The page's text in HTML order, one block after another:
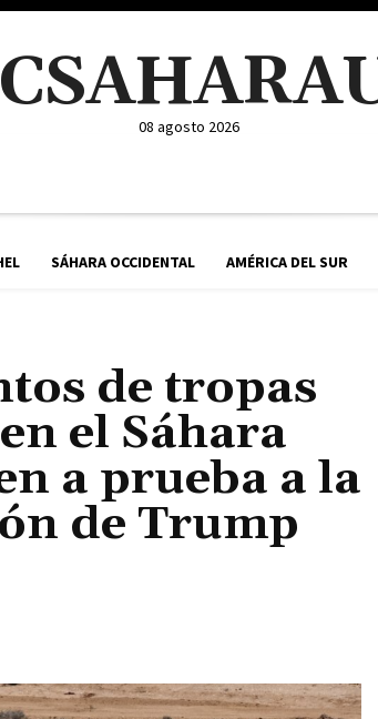
08 agosto 2026
SÁHARA OCCIDENTAL AMÉRICA DEL SUR
de tropas
el Sáhara
a prueba a la
de Trump